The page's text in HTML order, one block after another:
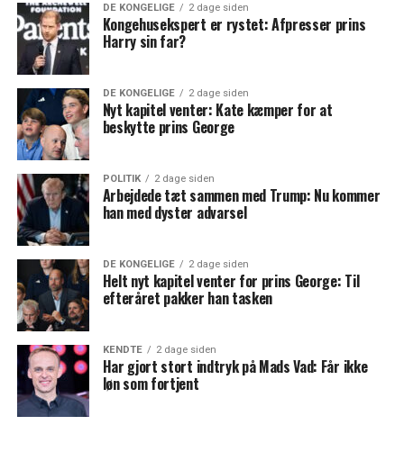
DE KONGELIGE 2 dage siden
Kongehusekspert er rystet: Afpresser prins
Harry sin far?
DE KONGELIGE 2 dage siden
Nyt kapitel venter: Kate kæmper for at
beskytte prins George
POLITIK 2 dage siden
Arbejdede tæt sammen med Trump: Nu kommer
han med dyster advarsel
DE KONGELIGE 2 dage siden
Helt nyt kapitel venter for prins George: Til
efteråret pakker han tasken
KENDTE 2 dage siden
Har gjort stort indtryk på Mads Vad: Får ikke
løn som fortjent